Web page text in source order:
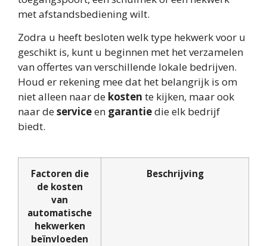
met afstandsbediening wilt.
Zodra u heeft besloten welk type hekwerk voor u
geschikt is, kunt u beginnen met het verzamelen
van offertes van verschillende lokale bedrijven.
Houd er rekening mee dat het belangrijk is om
niet alleen naar de kosten te kijken, maar ook
naar deserviceen garantiedie elk bedrijf
biedt.
Factoren die
de kosten
van
automatische
hekwerken
beïnvloeden
Beschrijving